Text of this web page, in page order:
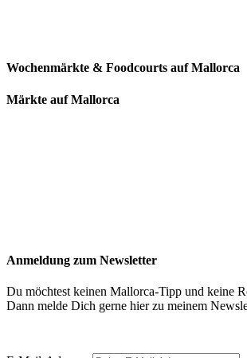
Wochenmärkte & Foodcourts auf Mallorca
Märkte auf Mallorca
Anmeldung zum Newsletter
Du möchtest keinen Mallorca-Tipp und keine
Dann melde Dich gerne hier zu meinem